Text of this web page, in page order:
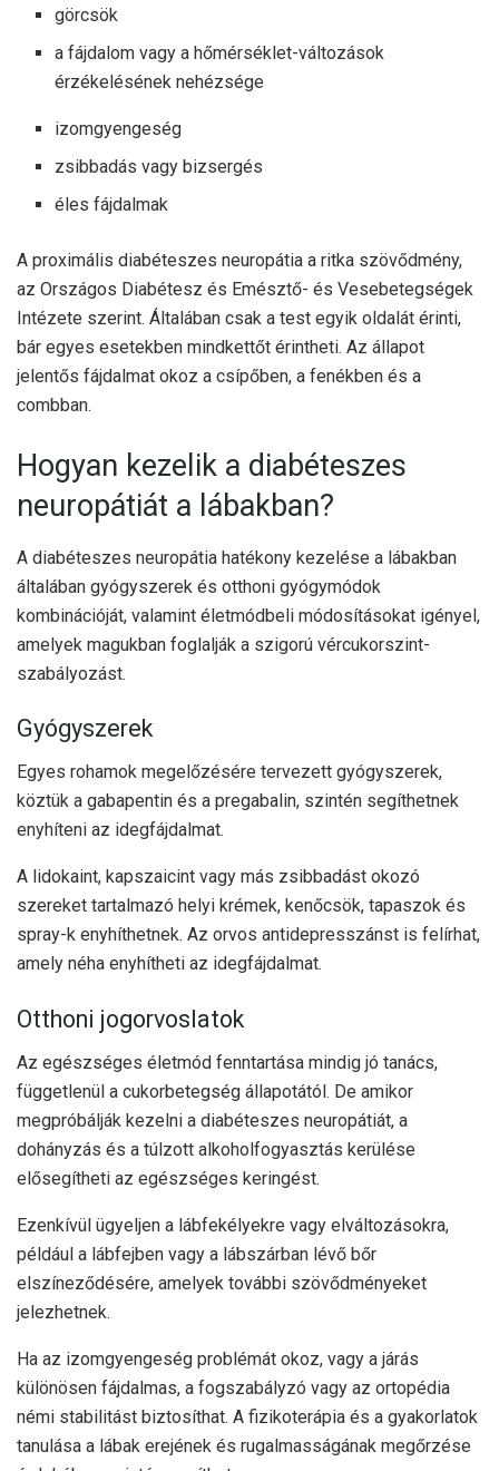
görcsök
a fájdalom vagy a hőmérséklet-változások
érzékelésének nehézsége
izomgyengeség
zsibbadás vagy bizsergés
éles fájdalmak
A proximális diabéteszes neuropátia a ritka szövődmény,
az Országos Diabétesz és Emésztő- és Vesebetegségek
Intézete szerint. Általában csak a test egyik oldalát érinti,
bár egyes esetekben mindkettőt érintheti. Az állapot
jelentős fájdalmat okoz a csípőben, a fenékben és a
combban.
Hogyan kezelik a diabéteszes
neuropátiát a lábakban?
A diabéteszes neuropátia hatékony kezelése a lábakban
általában gyógyszerek és otthoni gyógymódok
kombinációját, valamint életmódbeli módosításokat igényel,
amelyek magukban foglalják a szigorú vércukorszint-
szabályozást.
Gyógyszerek
Egyes rohamok megelőzésére tervezett gyógyszerek,
köztük a gabapentin és a pregabalin, szintén segíthetnek
enyhíteni az idegfájdalmat.
A lidokaint, kapszaicint vagy más zsibbadást okozó
szereket tartalmazó helyi krémek, kenőcsök, tapaszok és
spray-k enyhíthetnek. Az orvos antidepresszánst is felírhat,
amely néha enyhítheti az idegfájdalmat.
Otthoni jogorvoslatok
Az egészséges életmód fenntartása mindig jó tanács,
függetlenül a cukorbetegség állapotától. De amikor
megpróbálják kezelni a diabéteszes neuropátiát, a
dohányzás és a túlzott alkoholfogyasztás kerülése
elősegítheti az egészséges keringést.
Ezenkívül ügyeljen a lábfekélyekre vagy elváltozásokra,
például a lábfejben vagy a lábszárban lévő bőr
elszíneződésére, amelyek további szövődményeket
jelezhetnek.
Ha az izomgyengeség problémát okoz, vagy a járás
különösen fájdalmas, a fogszabályzó vagy az ortopédia
némi stabilitást biztosíthat. A fizikoterápia és a gyakorlatok
tanulása a lábak erejének és rugalmasságának megőrzése